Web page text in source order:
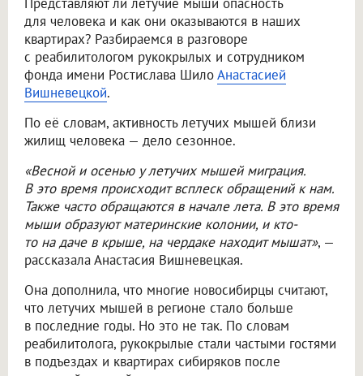
для человека и как они оказываются в наших
квартирах? Разбираемся в разговоре
с реабилитологом рукокрылых и сотрудником
фонда имени Ростислава ШилоАнастасией
Вишневецкой.
По её словам, активность летучих мышей близи
жилищ человека — дело сезонное.
«Весной и осенью у летучих мышей миграция.
В это время происходит всплеск обращений к нам.
Также часто обращаются в начале лета. В это время
мыши образуют материнские колонии, и кто-
то на даче в крыше, на чердаке находит мышат», —
рассказала Анастасия Вишневецкая.
Она дополнила, что многие новосибирцы считают,
что летучих мышей в регионе стало больше
в последние годы. Но это не так. По словам
реабилитолога, рукокрылые стали частыми гостями
в подъездах и квартирах сибиряков после